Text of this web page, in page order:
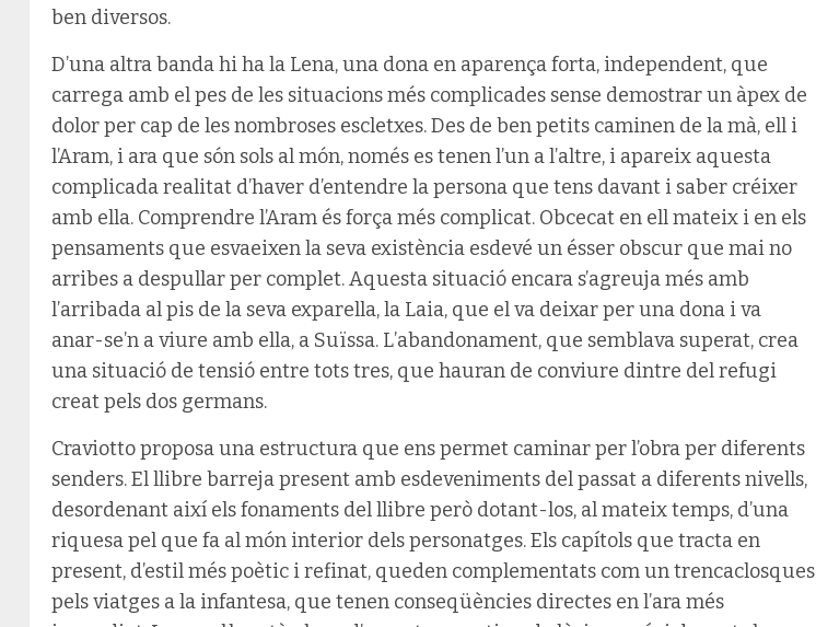
ben diversos.
D’una altra banda hi ha la Lena, una dona en aparença forta, independent, que
carrega amb el pes de les situacions més complicades sense demostrar un àpex de
dolor per cap de les nombroses escletxes. Des de ben petits caminen de la mà, ell i
l’Aram, i ara que són sols al món, només es tenen l’un a l’altre, i apareix aquesta
complicada realitat d’haver d’entendre la persona que tens davant i saber créixer
amb ella. Comprendre l’Aram és força més complicat. Obcecat en ell mateix i en els
pensaments que esvaeixen la seva existència esdevé un ésser obscur que mai no
arribes a despullar per complet. Aquesta situació encara s’agreuja més amb
l’arribada al pis de la seva exparella, la Laia, que el va deixar per una dona i va
anar-se’n a viure amb ella, a Suïssa. L’abandonament, que semblava superat, crea
una situació de tensió entre tots tres, que hauran de conviure dintre del refugi
creat pels dos germans.
Craviotto proposa una estructura que ens permet caminar per l’obra per diferents
senders. El llibre barreja present amb esdeveniments del passat a diferents nivells,
desordenant així els fonaments del llibre però dotant-los, al mateix temps, d’una
riquesa pel que fa al món interior dels personatges. Els capítols que tracta en
present, d’estil més poètic i refinat, queden complementats com un trencaclosques
pels viatges a la infantesa, que tenen conseqüències directes en l’ara més